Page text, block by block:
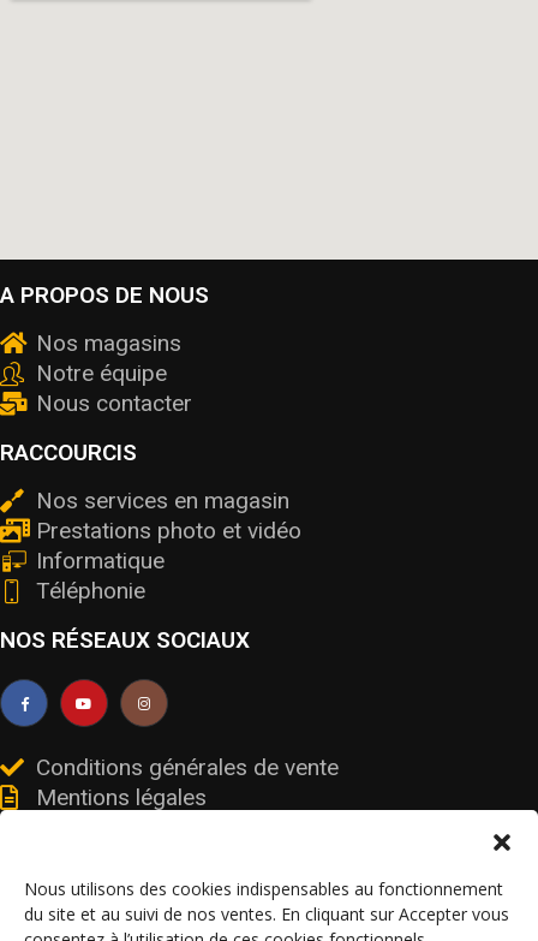
Nous utilisons des cookies indispensables au fonctionnement
du site et au suivi de nos ventes. En cliquant sur Accepter vous
A PROPOS DE NOUS
Nos magasins
Notre équipe
Nous contacter
RACCOURCIS
Nos services en magasin
Prestations photo et vidéo
Informatique
Téléphonie
NOS RÉSEAUX SOCIAUX
Conditions générales de vente
Mentions légales